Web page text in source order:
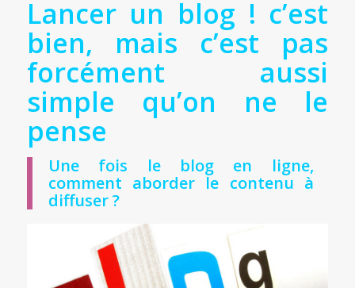
Lancer un blog ! c’est
bien, mais c’est pas
forcément aussi
simple qu’on ne le
pense
Une fois le blog en ligne,
comment aborder le contenu à
diffuser ?